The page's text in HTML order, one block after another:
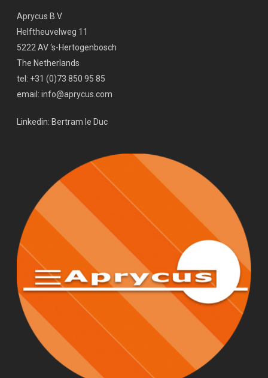
Aprycus B.V.
Helftheuvelweg 11
5222 AV ‘s-Hertogenbosch
The Netherlands
tel: +31 (0)73 850 95 85
email: info@aprycus.com
Linkedin: Bertram le Duc